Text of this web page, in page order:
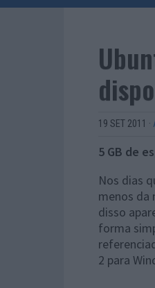
19 SET 2011 ·
5 GB de
Nos dias
menos da
disso
forma
2 para